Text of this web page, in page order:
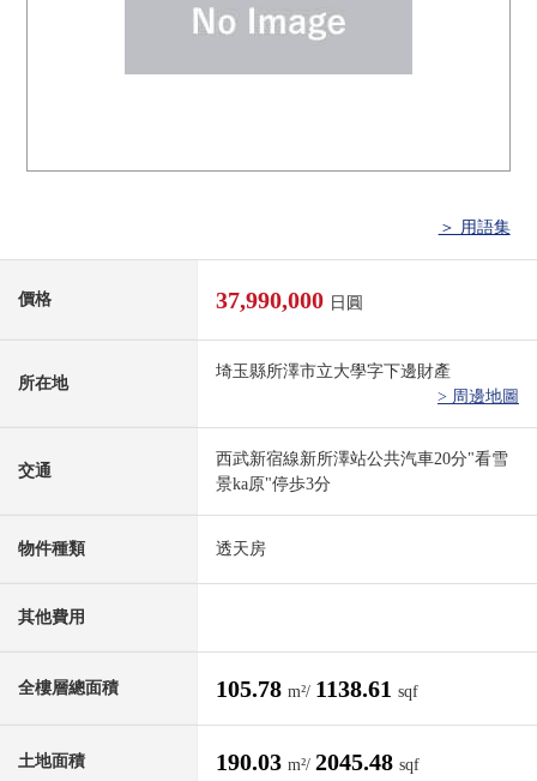
＞ 用語集
價格 37,990,000 日圓
所在地
埼玉縣所澤市立大學字下邊財產
> 周邊地圖
交通
西武新宿線新所澤站公共汽車20分"看雪
景ka原"停歩3分
物件種類 透天房
其他費用
全樓層總面積 105.78 m²/ 1138.61 sqf
土地面積 190.03 m²/ 2045.48 sqf